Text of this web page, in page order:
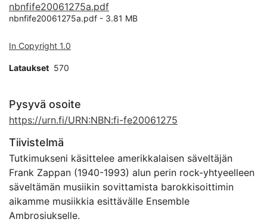
nbnfife20061275a.pdf
nbnfife20061275a.pdf - 3.81 MB
In Copyright 1.0
Lataukset 570
Pysyvä osoite
https://urn.fi/URN:NBN:fi-fe20061275
Tiivistelmä
Tutkimukseni käsittelee amerikkalaisen säveltäjän
Frank Zappan (1940-1993) alun perin rock-yhtyeelleen
säveltämän musiikin sovittamista barokkisoittimin
aikamme musiikkia esittävälle Ensemble
Ambrosiukselle.